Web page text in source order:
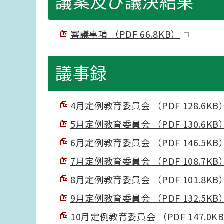
審議事項 （PDF 66.8KB）
議事録
4月定例教育委員会 （PDF 128.6KB）
5月定例教育委員会 （PDF 130.6KB）
6月定例教育委員会 （PDF 146.5KB）
7月定例教育委員会 （PDF 108.7KB）
8月定例教育委員会 （PDF 101.8KB）
9月定例教育委員会 （PDF 132.5KB）
10月定例教育委員会 （PDF 147.0KB